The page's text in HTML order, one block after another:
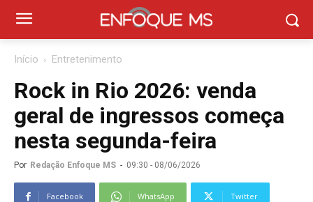
Início Entretenimento
Rock in Rio 2026: venda
geral de ingressos começa
nesta segunda-feira
Por Redação Enfoque MS - 09:30 - 08/06/2026
Facebook WhatsApp Twitter